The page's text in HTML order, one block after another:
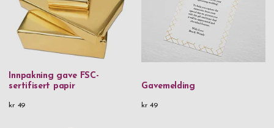
Innpakning gave FSC-
sertifisert papir
kr 49
Gavemelding
kr 49